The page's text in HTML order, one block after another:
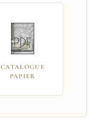
CATALOGUE
PAPIER